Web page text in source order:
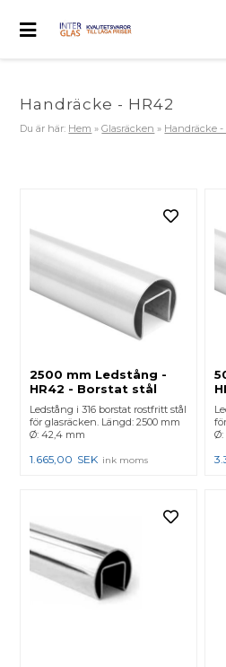
Handräcke - HR42
Du är här: Hem »Glasräcken » Handräcke -
2500 mm Ledstång -
HR42 - Borstat stål
Ledstång i 316 borstat rostfritt stål
för glasräcken. Längd: 2500 mm
Ø: 42,4 mm
1.665,00 SEK ink moms
Ø: